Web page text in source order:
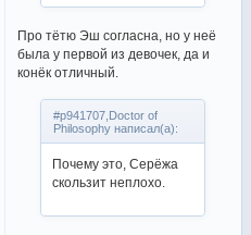
Про тётю Эш согласна, но у неё
была у первой из девочек, да и
конёк отличный.
#p941707,Doctor of
Philosophy написал(а):
Почему это, Серёжа
скользит неплохо.